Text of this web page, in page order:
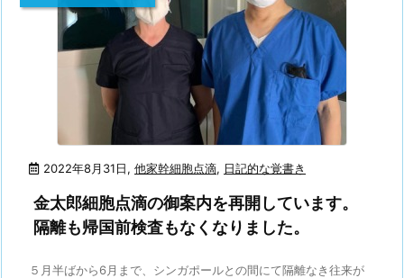
2022年8月31日, 他家幹細胞点滴, 日記的な覚書き
金太郎細胞点滴の御案内を再開しています。
隔離も帰国前検査もなくなりました。
５月半ばから6月まで、シンガポールとの間にて隔離なき往来が